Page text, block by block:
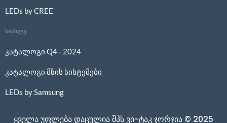
LEDs by CREE
სიახლე
კატალოგი Q4 - 2024
კატალოგი მზის სისტემები
LEDs by Samsung
ყველა უფლება დაცულია შპს ვი-ტაკ ჯორჯია © 2025